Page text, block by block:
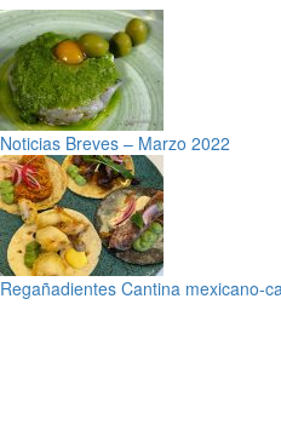
Noticias Breves – Marzo 2022
Regañadientes Cantina mexicano-